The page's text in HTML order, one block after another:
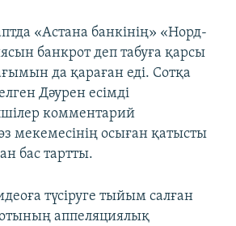
«Астана банкінің» «Норд-
банкрот деп табуға қарсы
да қараған еді. Сотқа
Дәурен есімді
комментарий
мекемесінің осыған қатысты
бас тартты.
түсіруге тыйым салған
аппеляциялық